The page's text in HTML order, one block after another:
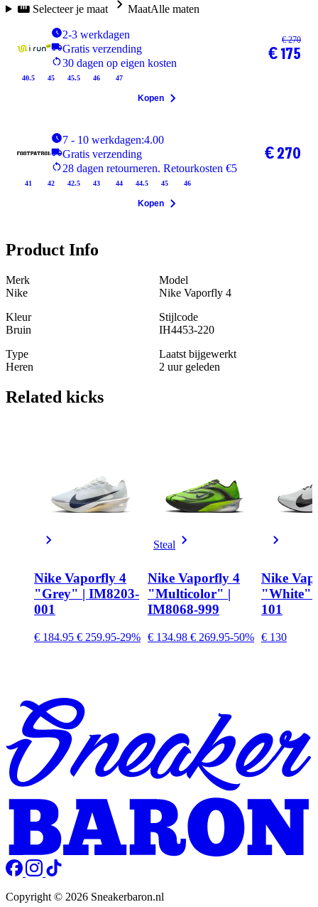
Selecteer je maat MaatAlle maten
2-3 werkdagen
Gratis verzending
30 dagen op eigen kosten
40.5 45 45.5 46 47
€ 270
€ 175
Kopen
7 - 10 werkdagen:4.00
Gratis verzending
28 dagen retourneren. Retourkosten €5
41 42 42.5 43 44 44.5 45 46
€ 270
Kopen
Product Info
Merk
Nike
Model
Nike Vaporfly 4
Kleur
Bruin
Stijlcode
IH4453-220
Type
Heren
Laatst bijgewerkt
2 uur geleden
Related kicks
Nike Vaporfly 4
"Grey" | IM8203-
001
€ 184.95 € 259.95-29%
Steal
Nike Vaporfly 4
"Multicolor" |
IM8068-999
€ 134.98 € 269.95-50%
Nike
"White"
101
€ 130
Copyright © 2026 Sneakerbaron.nl